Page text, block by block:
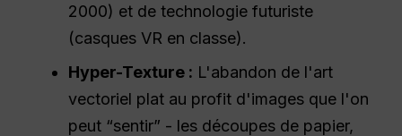
2000) et de technologie futuriste
(casques VR en classe).
Hyper-Texture : L'abandon de l'art
vectoriel plat au profit d'images que l'on
peut “sentir” - les découpes de papier,